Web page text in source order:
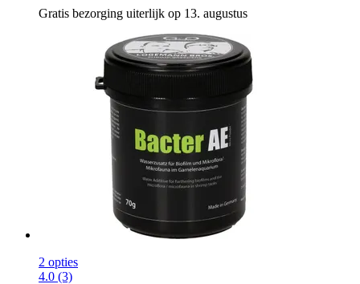
Gratis bezorging uiterlijk op 13. augustus
2 opties
4.0 (3)